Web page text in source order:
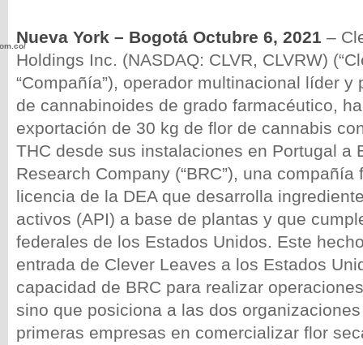
Nueva York – Bogotá Octubre 6, 2021 –
Holdings Inc. (NASDAQ: CLVR, CLVRW)
“Compañía”), operador multinacional líder y
de cannabinoides de grado farmacéutico,
exportación de 30 kg de flor de cannabis
THC desde sus instalaciones en Portugal a
Research Company (“BRC”), una
licencia de la DEA que desarrolla
activos (API) a base de plantas y que
federales de los Estados Unidos. Este
entrada de Clever Leaves a los Estados
capacidad de BRC para realizar
sino que posiciona a las dos
primeras empresas en comercializar flor
wp-
wp-
wp-